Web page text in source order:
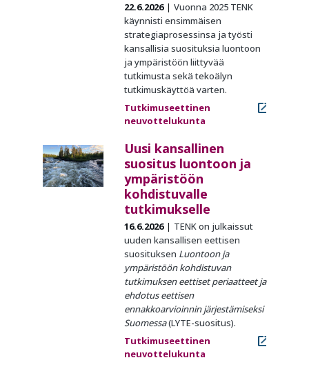
22.6.2026
Vuonna 2025 TENK
käynnisti ensimmäisen
strategiaprosessinsa ja työsti
kansallisia suosituksia luontoon
ja ympäristöön liittyvää
tutkimusta sekä tekoälyn
tutkimuskäyttöä varten.
Tutkimuseettinen
neuvottelukunta
Uusi kansallinen
suositus luontoon ja
ympäristöön
kohdistuvalle
tutkimukselle
16.6.2026
TENK on julkaissut
uuden kansallisen eettisen
suosituksen Luontoon ja
ympäristöön kohdistuvan
tutkimuksen eettiset periaatteet ja
ehdotus eettisen
ennakkoarvioinnin järjestämiseksi
Suomessa(LYTE-suositus).
Tutkimuseettinen
neuvottelukunta